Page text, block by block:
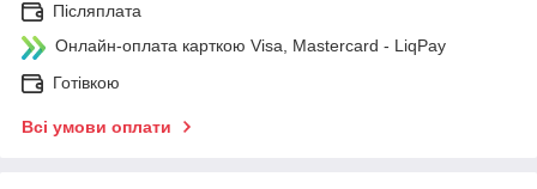
Післяплата
Онлайн-оплата карткою Visa, Mastercard - LiqPay
Готівкою
Всі умови оплати